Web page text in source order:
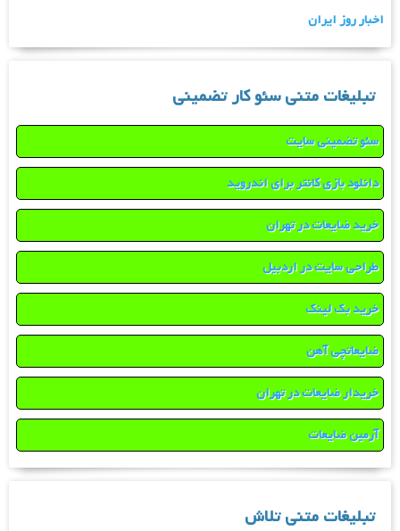
اخبار روز ایران
تبلیغات متنی سئو کار تضمینی
سئو تضمینی سایت
دانلود بازی کانتر برای اندروید
خرید ضایعات در تهران
طراحی سایت در اردبیل
خرید بک لینک
ضایعاتچی آهن
خریدار ضایعات در تهران
آرمین ضایعات
تبلیغات متنی تلاش